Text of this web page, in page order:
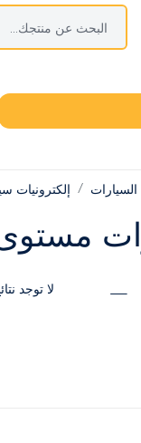
إلكترونيات
مستوى
لا توجد